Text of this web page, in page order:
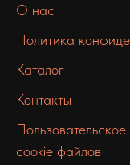
О нас
Политика
Каталог
Контакты
cookie файлов